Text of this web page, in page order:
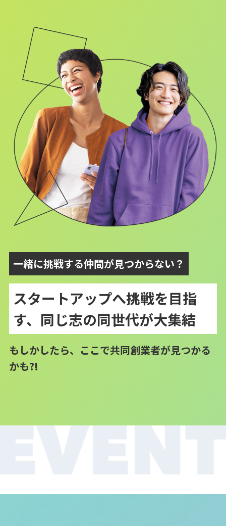
一緒に挑戦する仲間が見つからない？
スタートアップへ挑戦を目指
す、同じ志の同世代が大集結
もしかしたら、ここで共同創業者が見つかる
かも?!